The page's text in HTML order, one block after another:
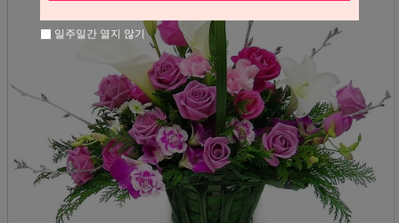
일주일간 열지 않기